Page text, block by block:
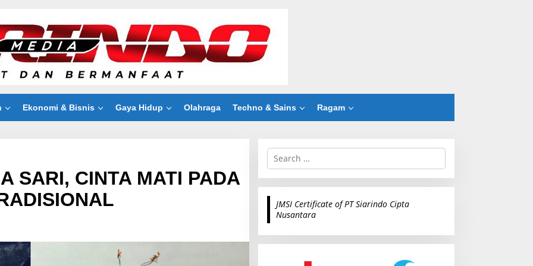
Ekonomi & Bisnis Gaya Hidup Olahraga Techno & Sains Ragam
SARI, CINTA MATI PADA
S
r
c
r
JMSI Certificate of PT Siarindo Cipta
Nusantara